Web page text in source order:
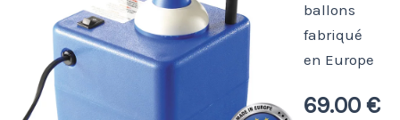
ballons
fabriqué
en Europe
69.00 €